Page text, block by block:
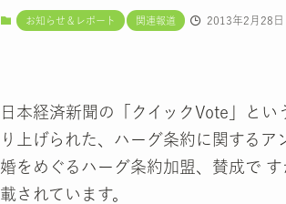
お知らせ＆レポート 関連報道 2013年2月28日
日本経済新聞の「クイックVote」とい
り上げられた、ハーグ条約に関するア
婚をめぐるハーグ条約加盟、賛成で
載されています。